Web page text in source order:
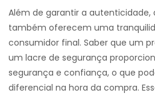
Além de garantir a autenticidade,
também oferecem uma
consumidor final. Saber que um
um lacre de segurança
segurança e confiança, o que
diferencial na hora da compra.